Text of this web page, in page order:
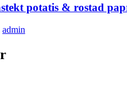
potatis & rostad
admin